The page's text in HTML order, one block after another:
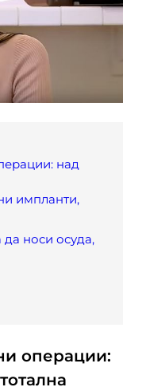
над
импланти,
носи осуда,
операции: